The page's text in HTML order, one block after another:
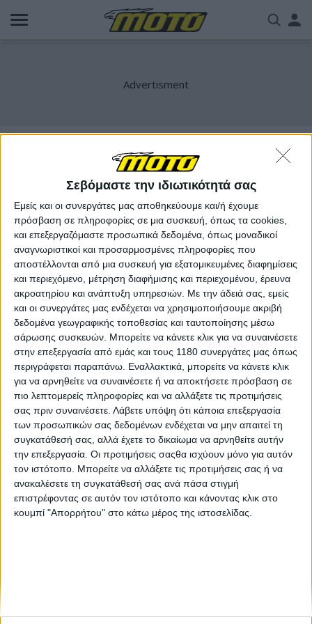
Σεβόμαστε την ιδιωτικότητά σας
Εμείς και οι συνεργάτες μας αποθηκεύουμε και/ή έχουμε
πρόσβαση σε πληροφορίες σε μια συσκευή, όπως τα cookies,
και επεξεργαζόμαστε προσωπικά δεδομένα, όπως μοναδικοί
αναγνωριστικοί και προσαρμοσμένες πληροφορίες που
αποστέλλονται από μια συσκευή για εξατομικευμένες διαφημίσεις
και περιεχόμενο, μέτρηση διαφήμισης και περιεχομένου, έρευνα
ακροατηρίου και ανάπτυξη υπηρεσιών. Με την άδειά σας, εμείς
και οι συνεργάτες μας ενδέχεται να χρησιμοποιήσουμε ακριβή
δεδομένα γεωγραφικής τοποθεσίας και ταυτοποίησης μέσω
σάρωσης συσκευών. Μπορείτε να κάνετε κλικ για να συναινέσετε
στην επεξεργασία από εμάς και τους 1180 συνεργάτες μας όπως
περιγράφεται παραπάνω. Εναλλακτικά, μπορείτε να κάνετε κλικ
για να αρνηθείτε να συναινέσετε ή να αποκτήσετε πρόσβαση σε
πιο λεπτομερείς πληροφορίες και να αλλάξετε τις προτιμήσεις
σας πριν συναινέσετε. Λάβετε υπόψη ότι κάποια επεξεργασία
των προσωπικών σας δεδομένων ενδέχεται να μην απαιτεί τη
συγκατάθεσή σας, αλλά έχετε το δικαίωμα να αρνηθείτε αυτήν
την επεξεργασία. Οι προτιμήσεις σαςθα ισχύουν μόνο για αυτόν
τον ιστότοπο. Μπορείτε να αλλάξετε τις προτιμήσεις σας ή να
ανακαλέσετε τη συγκατάθεσή σας ανά πάσα στιγμή
επιστρέφοντας σε αυτόν τον ιστότοπο και κάνοντας κλικ στο
κουμπί "Απορρήτου" στο κάτω μέρος της ιστοσελίδας.
Παράκαμψη
προς
Επικαιρότητα 5/5/2026
Ηλεκτρικά πατίνια: Έρχονται αυστηρότεροι έλεγχοι
και νέα νομοθετική ρύθμιση
Νέα νομοθετική παρέμβαση για τη χρήση των ηλεκτρικών
πατινιών στην Ελλάδα προανήγγειλε ο διαχρονικός
υπουργός Προστασίας του Πολίτη Μιχάλης Χρυσοχοΐδης, με
φόντο τα αυξανόμενα περιστατικά ατυχημάτων α...